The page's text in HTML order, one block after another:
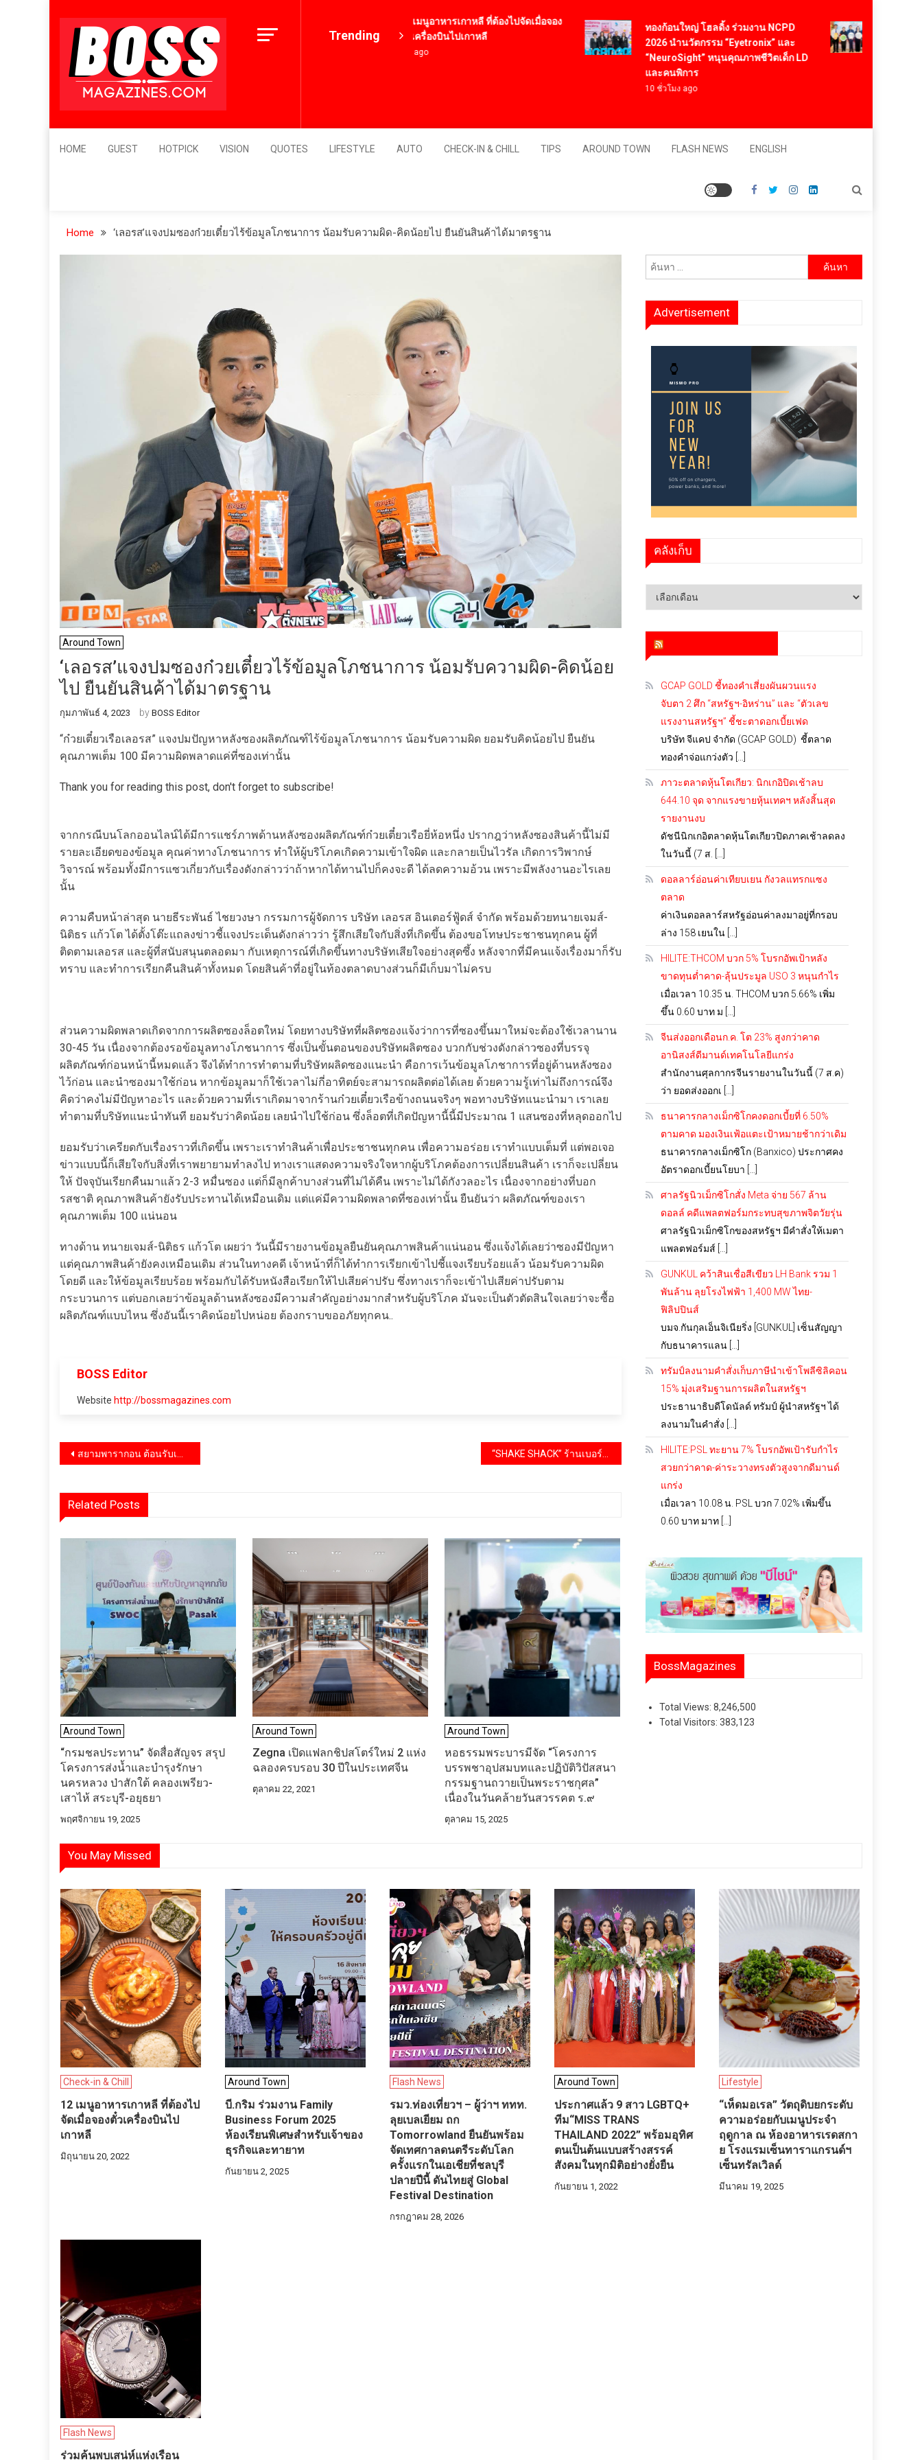
content
BossMagazinesThailand
Leader's Vision
Trending
12 เมนูอาหารเกาหลี ที่ต้องไปจัดเมื่อจอง
ตั๋วเครื่องบินไปเกาหลี
ทองก้อนใหญ่ โฮลดิ้ง ร่วมงาน NCPD
2026 นำนวัตกรรม “Eyetronix” และ
“NeuroSight” หนุนคุณภาพชีวิตเด็ก LD
และคนพิการ
10 ชั่วโมง ago
HOME GUEST HOTPICK VISION QUOTES LIFESTYLE AUTO CHECK-IN & CHILL TIPS AROUND TOWN FLASH NEWS ENGLISH
Home ‘เลอรส’แจงปมซองก๋วยเตี๋ยวไร้ข้อมูลโภชนาการ น้อมรับความผิด-คิดน้อยไป ยืนยันสินค้าได้มาตรฐาน
Around Town
‘เลอรส’แจงปมซองก๋วยเตี๋ยวไร้ข้อมูลโภชนาการ น้อมรับความผิด-คิดน้อย
ไป ยืนยันสินค้าได้มาตรฐาน
กุมภาพันธ์ 4, 2023 by BOSS Editor
“ก๋วยเตี๋ยวเรือเลอรส” แจงปมปัญหาหลังซองผลิตภัณฑ์ไร้ข้อมูลโภชนาการ น้อมรับความผิด ยอมรับคิดน้อยไป ยืนยัน
คุณภาพเต็ม 100 มีความผิดพลาดแค่ที่ซองเท่านั้น
Thank you for reading this post, don't forget to subscribe!
จากกรณีบนโลกออนไลน์ได้มีการแชร์ภาพด้านหลังซองผลิตภัณฑ์ก๋วยเตี๋ยวเรือยี่ห้อหนึ่ง ปรากฎว่าหลังซองสินค้านี้ไม่มี
รายละเอียดของข้อมูล คุณค่าทางโภชนาการ ทำให้ผู้บริโภคเกิดความเข้าใจผิด และกลายเป็นไวรัล เกิดการวิพากษ์
วิจารณ์ พร้อมทั้งมีการแซวเกี่ยวกับเรื่องดังกล่าวว่าถ้าหากได้ทานไปก็คงจะดี ได้ลดความอ้วน เพราะมีพลังงานอะไรเลย
นั้น
ความคืบหน้าล่าสุด นายธีระพันธ์ ไชยวงษา กรรมการผู้จัดการ บริษัท เลอรส อินเตอร์ฟู้ดส์ จำกัด พร้อมด้วยทนายเจมส์-
นิติธร แก้วโต ได้ตั้งโต๊ะแถลงข่าวชี้แจงประเด็นดังกล่าวว่า รู้สึกเสียใจกับสิ่งที่เกิดขึ้น ต้องขอโทษประชาชนทุกคน ผู้ที่
ติดตามเลอรส และผู้ที่สนับสนุนตลอดมา กับเหตุการณ์ที่เกิดขึ้นทางบริษัทเสียใจอย่างสุดซึ้ง หลังจากที่มีคนแจ้งเรื่องมาก็รับ
ทราบ และทำการเรียกคืนสินค้าทั้งหมด โดยสินค้าที่อยู่ในท้องตลาดบางส่วนก็มีเก็บมาไม่ครบ
ส่วนความผิดพลาดเกิดจากการผลิตซองล็อตใหม่ โดยทางบริษัทที่ผลิตซองแจ้งว่าการที่ซองขึ้นมาใหม่จะต้องใช้เวลานาน
30-45 วัน เนื่องจากต้องรอข้อมูลทางโภชนาการ ซึ่งเป็นขั้นตอนของบริษัทผลิตซอง บวกกับช่วงดังกล่าวซองที่บรรจุ
ผลิตภัณฑ์ก่อนหน้านี้หมดแล้ว จึงได้ทำการทำตามที่บริษัทผลิดซองแนะนำ คือการเว้นข้อมูลโภชาการที่อยู่ด้านหลังซอง
ไว้ก่อน และนำซองมาใช้ก่อน หากข้อมูลมาก็ใช้เวลาไม่กี่อาทิตย์จะสามารถผลิตต่อได้เลย ด้วยความรู้เท่าไม่ถึงการณ์จึง
คิดว่าคงไม่มีปัญหาอะไร และด้วยความที่เราเกิดมาจากร้านก๋วยเตี๋ยวเรือข้างถนนจริงๆ พอทางบริษัทแนะนำมา เราเลย
ทำตามที่บริษัทแนะนำทันที ยอมรับว่าคิดน้อย เลยนำไปใช้ก่อน ซึ่งล็อตที่เกิดปัญหานี้นี้มีประมาณ 1 แสนซองที่หลุดออกไป
ยอมรับว่าเครียดกับเรื่องราวที่เกิดขึ้น เพราะเราทำสินค้าเพื่อประชาชนทุกคน เพื่อความอร่อย เราทำแบบเต็มที่ แต่พอเจอ
ข่าวแบบนี้ก็เสียใจกับสิ่งที่เราพยายามทำลงไป ทางเราแสดงความจริงใจหากผู้บริโภคต้องการเปลี่ยนสินค้า เราก็จะเปลี่ยน
ให้ ปัจจุบันเรียกคืนมาแล้ว 2-3 หมื่นซอง แต่ก็มีลูกค้าบางส่วนที่ไม่ได้คืน เพราะไม่ได้กังวลอะไร เนื่องจากอย่างที่บอก
รสชาติ คุณภาพสินค้ายังรับประทานได้เหมือนเดิม แต่แค่มีความผิดพลาดที่ซองเท่านั้น ยืนยันว่า ผลิตภัณฑ์ของเรา
คุณภาพเต็ม 100 แน่นอน
ทางด้าน ทนายเจมส์-นิติธร แก้วโต เผยว่า วันนี้มีรายงานข้อมูลยืนยันคุณภาพสินค้าแน่นอน ซึ่งแจ้งได้เลยว่าซองมีปัญหา
แต่คุณภาพสินค้ายังคงเหมือนเดิม ส่วนในทางคดี เจ้าหน้าที่ก็ได้ทำการเรียกเข้าไปชี้แจงเรียบร้อยแล้ว น้อมรับความผิด
โดยดี และให้ข้อมูลเรียบร้อย พร้อมกับได้รับหนังสือเรียกให้ไปเสียค่าปรับ ซึ่งทางเราก็จะเข้าไปเสียค่าปรับตาม
กระบวนการ แต่บอกเลยว่าข้อมูลด้านหลังซองมีความสำคัญอย่างมากสำหรับผู้บริโภค มันจะเป็นตัวตัดสินใจเลยว่าจะซื้อ
ผลิตภัณฑ์แบบไหน ซึ่งอันนี้เราคิดน้อยไปหน่อย ต้องกราบขออภัยทุกคน..
BOSS Editor
Website http://bossmagazines.com
แนะแนว
สยามพารากอน ต้อนรับเดือนแห่งความรัก กับ​ แคมเปญ Siam Paragon The Fascination with Romantic Vibes “SHAKE SHACK” ร้านเบอร์เกอร์ชื่อดังจากมหานครนิวยอร์ก เตรียมเปิดสาขาแรกในไทย ที่ เซ็นทรัลเวิลด์
Related Posts
Around Town
“กรมชลประทาน” จัดสื่อสัญจร สรุป
โครงการส่งน้ำและบำรุงรักษา
นครหลวง ป่าสักใต้ คลองเพรียว-
เสาไห้ สระบุรี-อยุธยา
พฤศจิกายน 19, 2025
Around Town
Zegna เปิดแฟลกชิปสโตร์ใหม่ 2 แห่ง
ฉลองครบรอบ 30 ปีในประเทศจีน
ตุลาคม 22, 2021
Around Town
หอธรรมพระบารมีจัด “โครงการ
บรรพชาอุปสมบทและปฏิบัติวิปัสสนา
กรรมฐานถวายเป็นพระราชกุศล”
เนื่องในวันคล้ายวันสวรรคต ร.๙
ตุลาคม 15, 2025
ค้นหา
Advertisement
คลังเก็บ
คลัง
GCAP GOLD ชี้ทองคำเสี่ยงผันผวนแรง
จับตา 2 ศึก “สหรัฐฯ-อิหร่าน” และ “ตัวเลข
แรงงานสหรัฐฯ” ชี้ชะตาดอกเบี้ยเฟด
บริษัท จีแคป จำกัด (GCAP GOLD) ชี้ตลาด
ทองคำจ่อแกว่งตัว […]
ภาวะตลาดหุ้นโตเกียว: นิกเกอิปิดเช้าลบ
644.10 จุด จากแรงขายหุ้นเทคฯ หลังสิ้นสุด
รายงานงบ
ดัชนีนิกเกอิตลาดหุ้นโตเกียวปิดภาคเช้าลดลง
ในวันนี้ (7 ส. […]
ดอลลาร์อ่อนค่าเทียบเยน กังวลแทรกแซง
ตลาด
ค่าเงินดอลลาร์สหรัฐอ่อนค่าลงมาอยู่ที่กรอบ
ล่าง 158 เยนใน […]
HILITE:THCOM บวก 5% โบรกอัพเป้าหลัง
ขาดทุนต่ำคาด-ลุ้นประมูล USO 3 หนุนกำไร
เมื่อเวลา 10.35 น. THCOM บวก 5.66% เพิ่ม
ขึ้น 0.60 บาท ม […]
จีนส่งออกเดือนก.ค. โต 23% สูงกว่าคาด
อานิสงส์ดีมานด์เทคโนโลยีแกร่ง
สำนักงานศุลกากรจีนรายงานในวันนี้ (7 ส.ค)
ว่า ยอดส่งออกเ […]
ธนาคารกลางเม็กซิโกคงดอกเบี้ยที่ 6.50%
ตามคาด มองเงินเฟ้อแตะเป้าหมายช้ากว่าเดิม
ธนาคารกลางเม็กซิโก (Banxico) ประกาศคง
อัตราดอกเบี้ยนโยบา […]
ศาลรัฐนิวเม็กซิโกสั่ง Meta จ่าย 567 ล้าน
ดอลล์ คดีแพลตฟอร์มกระทบสุขภาพจิตวัยรุ่น
ศาลรัฐนิวเม็กซิโกของสหรัฐฯ มีคำสั่งให้เมตา
แพลตฟอร์มส์ […]
GUNKUL คว้าสินเชื่อสีเขียว LH Bank รวม 1
พันล้าน ลุยโรงไฟฟ้า 1,400 MW ไทย-
ฟิลิปปินส์
บมจ.กันกุลเอ็นจิเนียริ่ง [GUNKUL] เซ็นสัญญา
กับธนาคารแลน […]
ทรัมป์ลงนามคำสั่งเก็บภาษีนำเข้าโพลีซิลิคอน
15% มุ่งเสริมฐานการผลิตในสหรัฐฯ
ประธานาธิบดีโดนัลด์ ทรัมป์ ผู้นำสหรัฐฯ ได้
ลงนามในคำสั่ง […]
HILITE:PSL ทะยาน 7% โบรกอัพเป้ารับกำไร
สวยกว่าคาด-ค่าระวางทรงตัวสูงจากดีมานด์
แกร่ง
เมื่อเวลา 10.08 น. PSL บวก 7.02% เพิ่มขึ้น
0.60 บาท มาท […]
BossMagazines
Total Views:8,246,500
Total Visitors:383,123
You May Missed
Check-in & Chill
12 เมนูอาหารเกาหลี ที่ต้องไป
จัดเมื่อจองตั๋วเครื่องบินไป
เกาหลี
มิถุนายน 20, 2022
Around Town
บี.กริม ร่วมงาน Family
Business Forum 2025
ห้องเรียนพิเศษสำหรับเจ้าของ
ธุรกิจและทายาท
กันยายน 2, 2025
Flash News
รมว.ท่องเที่ยวฯ – ผู้ว่าฯ ททท.
ลุยเบลเยียม ถก
Tomorrowland ยืนยันพร้อม
จัดเทศกาลดนตรีระดับโลก
ครั้งแรกในเอเชียที่ชลบุรี
ปลายปีนี้ ดันไทยสู่ Global
Festival Destination
กรกฎาคม 28, 2026
Around Town
ประกา​ศแล้ว​ 9 สาว LGBTQ+
ทีม“MISS TRANS
THAILAND 2022” พร้อมอุทิศ
ตนเป็นต้นแบบสร้างสรรค์
สังคมในทุกมิติอย่างยั่งยืน
กันยายน 1, 2022
Lifestyle
“เห็ดมอเรล” วัตถุดิบยกระดับ
ความอร่อยกับเมนูประจำ
ฤดูกาล ณ ห้องอาหารเรดสกา
ย โรงแรมเซ็นทาราแกรนด์ฯ
เซ็นทรัลเวิลด์
มีนาคม 19, 2025
Flash News
ร่วมค้นพบเสน่ห์แห่งเรือน